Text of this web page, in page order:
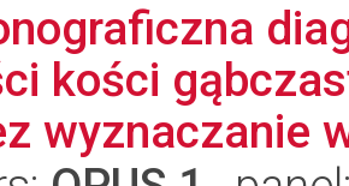
kości
wyznaczanie